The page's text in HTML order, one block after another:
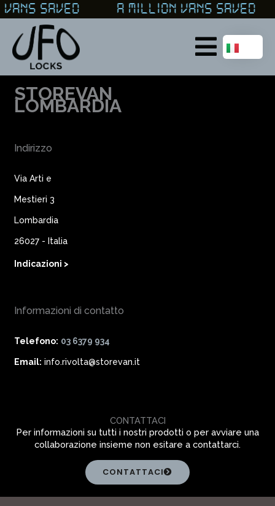
Vai
al
contenuto
VANS SAVED A MILLION VANS
Main
Menu
STOREVAN
LOMBARDIA
Indirizzo
Via Arti e
Mestieri 3
Lombardia
26027 - Italia
Indicazioni >
Informazioni di contatto
Telefono: 03 6379 934
Email: info.rivolta@storevan.it
CONTATTACI
Per informazioni su tutti i nostri prodotti o per avviare una
collaborazione insieme non esitare a contattarci.
CONTATTACI